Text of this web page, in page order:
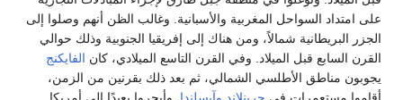
على امتداد السواحل المغربية والأسبانية. وغالب الظن أنهم وصلوا إلى
الجزر البريطانية شمالاً، ومن هناك إلى إفريقيا الجنوبية وذلك حوالي
القرن السابع قبل الميلاد. وفي القرن التاسع الميلادي، كان الفايكنج
يجوبون مناطق الأطلسي الشمالي، ثم بعد ذلك بقرنين من الزمن،